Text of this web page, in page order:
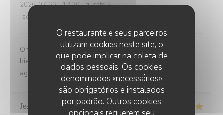
O restaurante e seus parceiros
utilizam cookies neste site, o
que pode implicar na coleta de
dados pessoais. Os cookies
denominados «necessários»
são obrigatórios e instalados
por padrão. Outros cookies
2026-07-22- 12:30 - guests 2
service
On s'est régalé avec le menu du jour. Les plats étaient
bien cuisinés avec des produits de saison et le service
agréable. Le tout pour un prix raisonnable.
Jean-louis